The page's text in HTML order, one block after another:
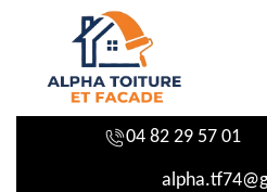
04 82 29 57 01